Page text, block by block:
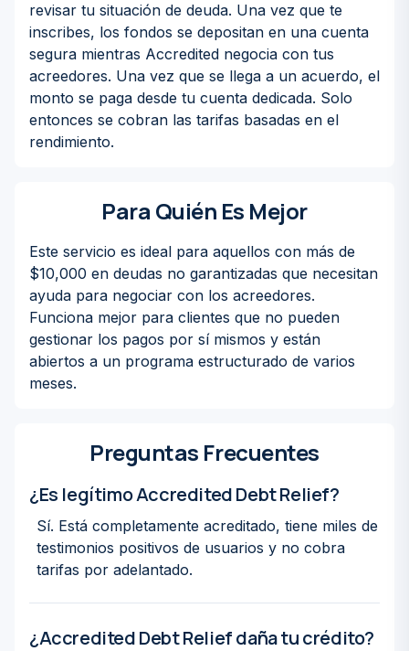
revisar tu situación de deuda. Una vez que te
inscribes, los fondos se depositan en una cuenta
segura mientras Accredited negocia con tus
acreedores. Una vez que se llega a un acuerdo, el
monto se paga desde tu cuenta dedicada. Solo
entonces se cobran las tarifas basadas en el
rendimiento.
Para Quién Es Mejor
Este servicio es ideal para aquellos con más de
$10,000 en deudas no garantizadas que necesitan
ayuda para negociar con los acreedores.
Funciona mejor para clientes que no pueden
gestionar los pagos por sí mismos y están
abiertos a un programa estructurado de varios
meses.
Preguntas Frecuentes
¿Es legítimo Accredited Debt Relief?
Sí. Está completamente acreditado, tiene miles de
testimonios positivos de usuarios y no cobra
tarifas por adelantado.
¿Accredited Debt Relief daña tu crédito?